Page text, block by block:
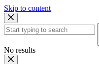
Skip to content
No results